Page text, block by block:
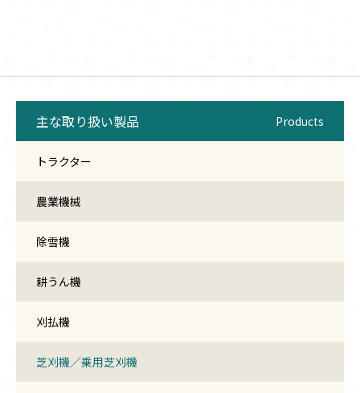
主な取り扱い製品 Products
トラクター
農業機械
除雪機
耕うん機
刈払機
芝刈機／乗用芝刈機